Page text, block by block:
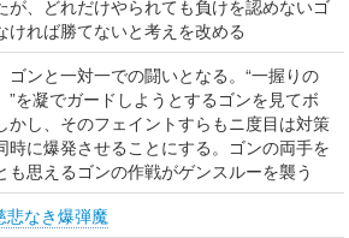
が、どれだけやられても負けを認めないゴ
ければ勝てないと考えを改める
ゴンと一対一での闘いとなる。“一握りの
”を凝でガードしようとするゴンを見てボ
かし、そのフェイントすらもニ度目は対策
時に爆発させることにする。ゴンの両手を
も思えるゴンの作戦がゲンスルーを襲う
悲なき爆弾魔